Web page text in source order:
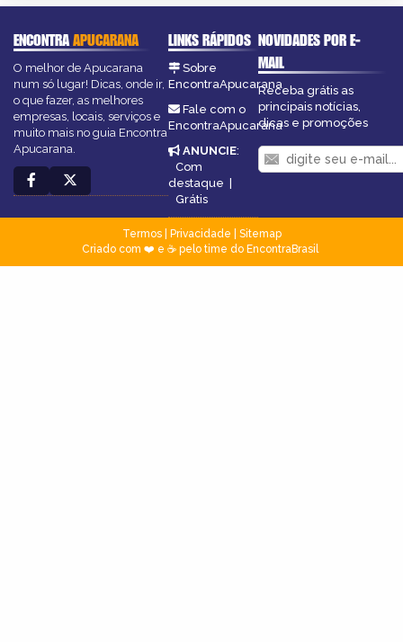
ENCONTRAAPUCARANA
O melhor de Apucarana
num só lugar! Dicas, onde ir,
o que fazer, as melhores
empresas, locais, serviços e
muito mais no guia Encontra
Apucarana.
LINKS RÁPIDOS
Sobre
EncontraApucarana
Fale com o
EncontraApucarana
ANUNCIE:
Com
destaque
Grátis
NOVIDADES POR E-
MAIL
Receba grátis as
principais notícias,
dicas e promoções
Termos| Privacidade
Sitemap
Criado com ❤️ e ☕ pelo time do EncontraBrasil